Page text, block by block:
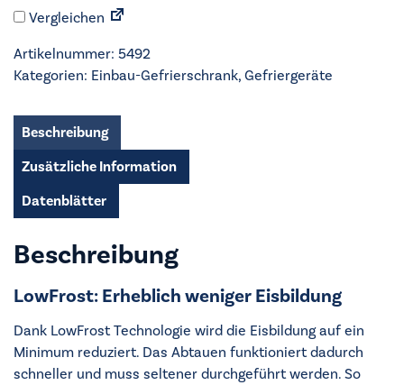
Gefrierschrank
TAB6L88ES
Menge
Vergleichen
Artikelnummer: 5492
Kategorien: Einbau-Gefrierschrank, Gefriergeräte
Beschreibung
Zusätzliche Information
Datenblätter
Beschreibung
LowFrost: Erheblich weniger Eisbildung
Dank LowFrost Technologie wird die Eisbildung auf ein
Minimum reduziert. Das Abtauen funktioniert dadurch
schneller und muss seltener durchgeführt werden. So